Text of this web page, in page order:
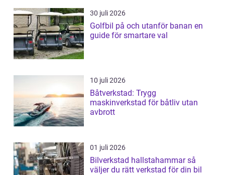
30 juli 2026
Golfbil på och utanför banan en
guide för smartare val
10 juli 2026
Båtverkstad: Trygg
maskinverkstad för båtliv utan
avbrott
01 juli 2026
Bilverkstad hallstahammar så
väljer du rätt verkstad för din bil